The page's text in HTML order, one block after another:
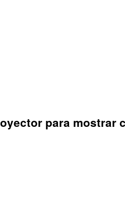
para mostrar